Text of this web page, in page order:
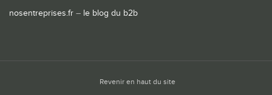
nosentreprises.fr – le blog du b2b
Revenir en haut du site